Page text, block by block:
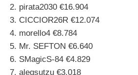
2. pirata2030 €16.904
3. CICCIOR26R €12.074
4. morello4 €8.784
5. Mr. SEFTON €6.640
6. SMagicS-84 €4.829
7. aleqsutzu €3.018